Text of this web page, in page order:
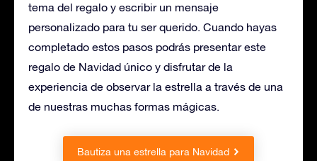
tema del regalo y escribir un mensaje
personalizado para tu ser querido. Cuando hayas
completado estos pasos podrás presentar este
regalo de Navidad único y disfrutar de la
experiencia de observar la estrella a través de una
de nuestras muchas formas mágicas.
Bautiza una estrella para Navidad